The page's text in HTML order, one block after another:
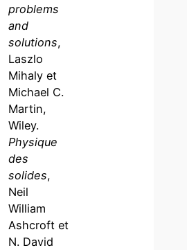
problems
and
solutions,
Laszlo
Mihaly et
Michael C.
Martin,
Wiley.
Physique
des
solides,
Neil
William
Ashcroft et
N. David